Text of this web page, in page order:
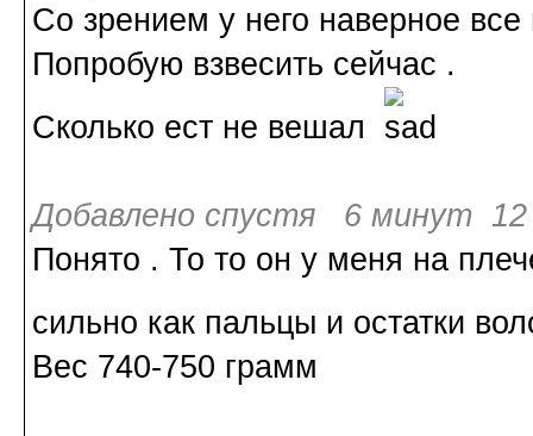
Со зрением у него наверное
Попробую взвесить сейчас .
Сколько ест не вешал
Добавлено спустя 6 минут 12
Понято . То то он у меня на
сильно как пальцы и остатки
Вес 740-750 грамм